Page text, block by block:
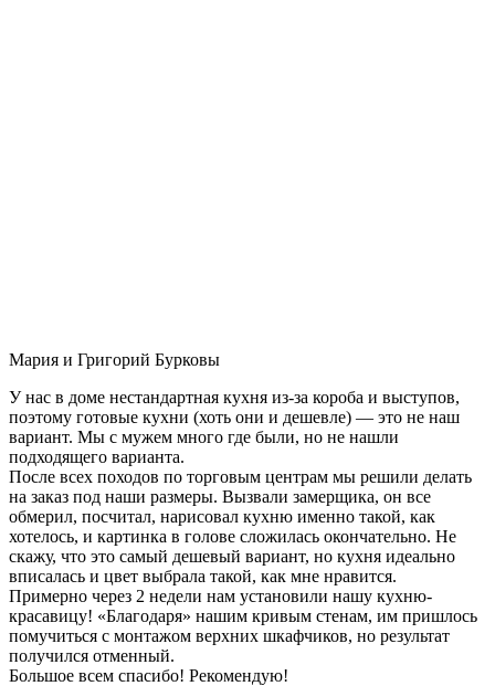
Мария и Григорий Бурковы
У нас в доме нестандартная кухня из-за короба и выступов,
поэтому готовые кухни (хоть они и дешевле) — это не наш
вариант. Мы с мужем много где были, но не нашли
подходящего варианта.
После всех походов по торговым центрам мы решили делать
на заказ под наши размеры. Вызвали замерщика, он все
обмерил, посчитал, нарисовал кухню именно такой, как
хотелось, и картинка в голове сложилась окончательно. Не
скажу, что это самый дешевый вариант, но кухня идеально
вписалась и цвет выбрала такой, как мне нравится.
Примерно через 2 недели нам установили нашу кухню-
красавицу! «Благодаря» нашим кривым стенам, им пришлось
помучиться с монтажом верхних шкафчиков, но результат
получился отменный.
Большое всем спасибо! Рекомендую!